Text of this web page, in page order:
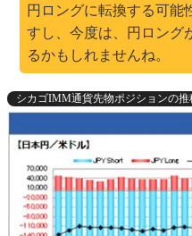
円ロングに転換する可能
すし、今度は、円ロング
るかもしれませんね。
シカゴIMM通貨先物ポジションの推